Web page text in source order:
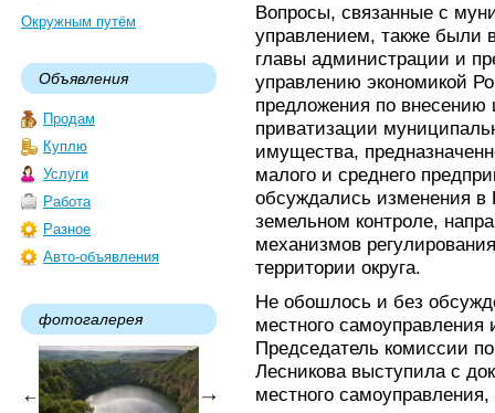
Окружным путём
Объявления
Продам
Куплю
Услуги
Работа
Разное
Авто-объявления
фотогалерея
Вопросы, связанные с
управлением, также были
главы администрации и
управлению экономикой
предложения по внесению
приватизации
имущества,
малого и среднего
обсуждались изменения
земельном контроле,
механизмов
территории округа.
Не обошлось и без
местного
Председатель комиссии
Лесникова выступила с
местного